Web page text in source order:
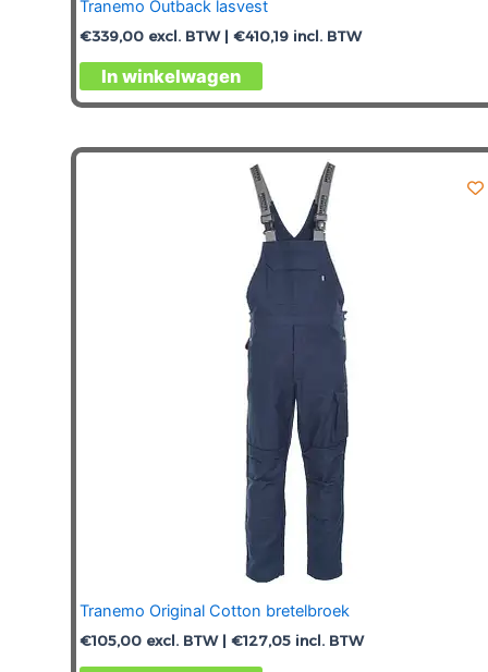
Tranemo Outback lasvest
€339,00 excl. BTW | €410,19 incl. BTW
In winkelwagen
Dit
product
meerdere
variaties.
Deze
optie
kan
gekozen
productpagina
Tranemo Original Cotton bretelbroek
€105,00 excl. BTW | €127,05 incl. BTW